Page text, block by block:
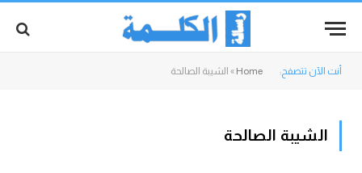
أنت الآن تتصفح: Home
» الشيبة الصالحة
الشيبة الصالحة